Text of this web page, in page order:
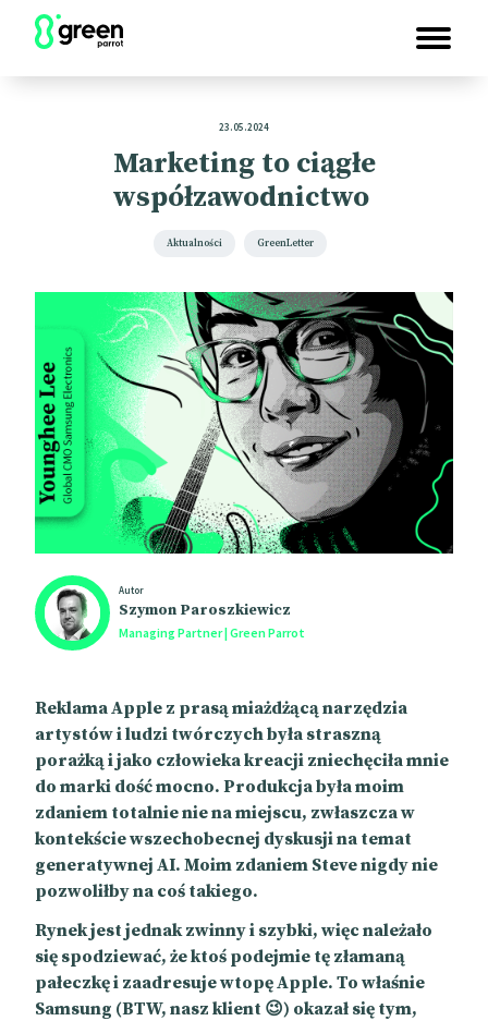
23.05.2024
Marketing to ciągłe
współzawodnictwo
Aktualności GreenLetter
Autor
Szymon Paroszkiewicz
Managing Partner | Green Parrot
Reklama Apple z prasą miażdżącą narzędzia
artystów i ludzi twórczych była straszną
porażką i jako człowieka kreacji zniechęciła mnie
do marki dość mocno. Produkcja była moim
zdaniem totalnie nie na miejscu, zwłaszcza w
kontekście wszechobecnej dyskusji na temat
generatywnej AI. Moim zdaniem Steve nigdy nie
pozwoliłby na coś takiego.
Rynek jest jednak zwinny i szybki, więc należało
się spodziewać, że ktoś podejmie tę złamaną
pałeczkę i zaadresuje wtopę Apple. To właśnie
Samsung (BTW, nasz klient 😉) okazał się tym,